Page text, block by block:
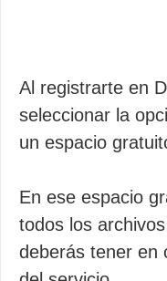
Al registrarte en
seleccionar la
un espacio
En ese espacio
todos los
deberás tener en